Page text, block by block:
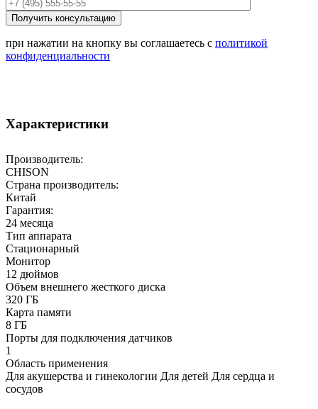
при нажатии на кнопку вы соглашаетесь с политикой
конфиденциальности
Характеристики
Производитель:
CHISON
Страна производитель:
Китай
Гарантия:
24 месяца
Тип аппарата
Стационарный
Монитор
12 дюймов
Объем внешнего жесткого диска
320 ГБ
Карта памяти
8 ГБ
Порты для подключения датчиков
1
Область применения
Для акушерства и гинекологии Для детей Для сердца и
сосудов